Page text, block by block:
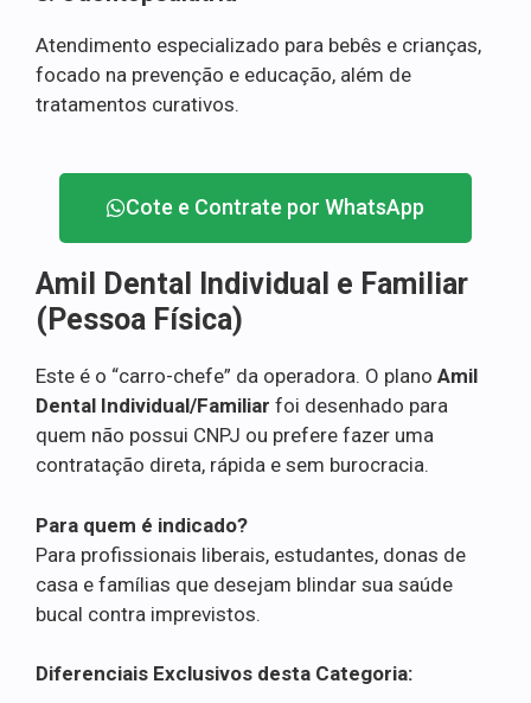
Atendimento especializado para bebês e crianças,
focado na prevenção e educação, além de
tratamentos curativos.
Cote e Contrate por WhatsApp
Amil Dental Individual e Familiar
(Pessoa Física)
Este é o “carro-chefe” da operadora. O plano Amil
Dental Individual/Familiar foi desenhado para
quem não possui CNPJ ou prefere fazer uma
contratação direta, rápida e sem burocracia.
Para quem é indicado?
Para profissionais liberais, estudantes, donas de
casa e famílias que desejam blindar sua saúde
bucal contra imprevistos.
Diferenciais Exclusivos desta Categoria: